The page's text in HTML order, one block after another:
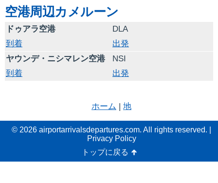
空港周辺カメルーン
ドゥアラ空港
DLA
到着
出発
ヤウンデ・ニシマレン空港
NSI
到着
出発
ホーム | 地
© 2026 airportarrivalsdepartures.com. All rights reserved. |
Privacy Policy
トップに戻る